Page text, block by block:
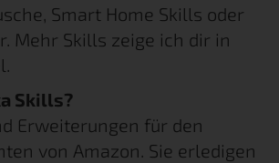
Smart Home Skills oder
Mehr Skills zeige ich dir in
Skills?
Erweiterungen für den
von Amazon. Sie erledigen